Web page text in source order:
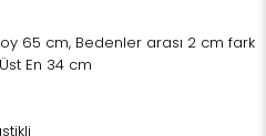
65 cm, Bedenler arası 2 cm fark
En 34 cm